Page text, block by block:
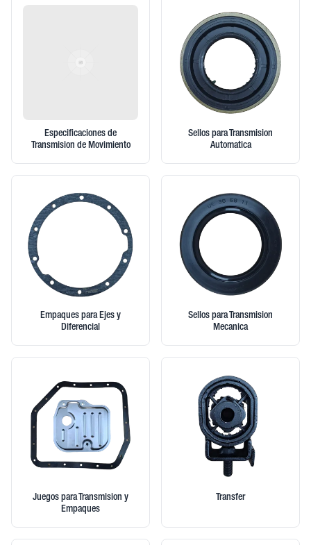
Especificaciones de
Transmision de Movimiento
Sellos para Transmision
Automatica
Empaques para Ejes y
Diferencial
Sellos para Transmision
Mecanica
Juegos para Transmision y
Empaques
Transfer